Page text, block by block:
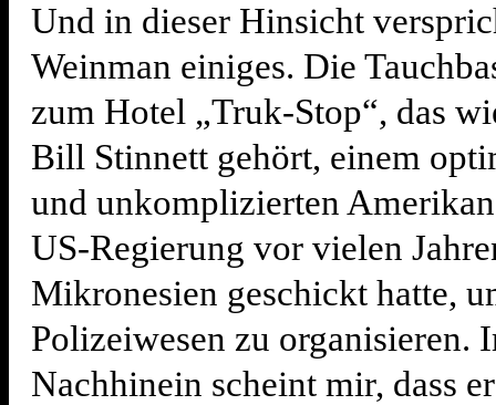
Und in dieser Hinsicht
Weinman einiges. Die
zum Hotel „Truk-Stop“, das
Bill Stinnett gehört, einem
und unkomplizierten
US-Regierung vor vielen
Mikronesien geschickt hatte,
Polizeiwesen zu organisieren.
Nachhinein scheint mir, dass